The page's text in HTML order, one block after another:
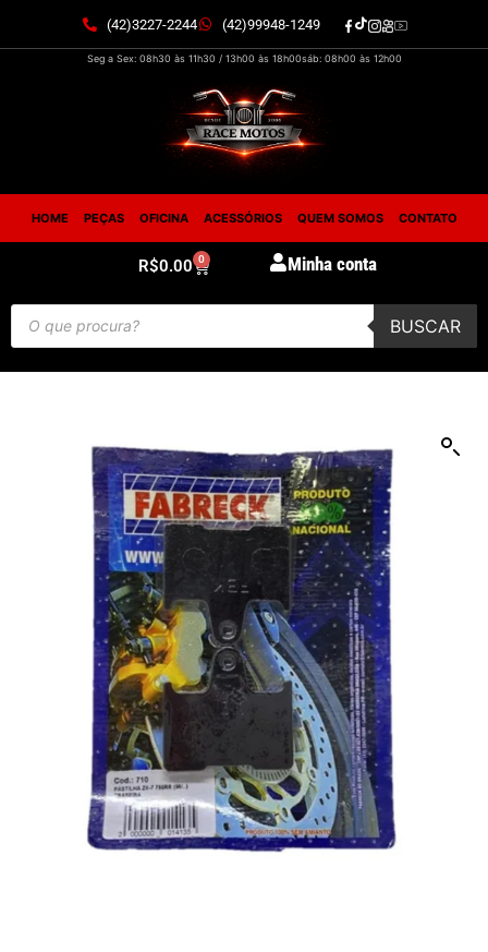
(42)3227-2244 (42)99948-1249
Seg a Sex: 08h30 às 11h30 / 13h00 às 18h00sáb: 08h00 às 12h00
HOME PEÇAS OFICINA ACESSÓRIOS QUEM SOMOS CONTATO
R$0.00 0 Minha conta
BUSCAR